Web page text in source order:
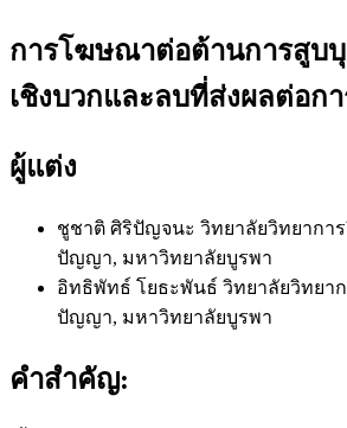
การโฆษณาต่อต้านการสูบ
เชิงบวกและลบที่ส่งผลต่อก
ผู้แต่ง
ชูชาติ ศิริปัญจนะ วิทยาลัยวิทยากา
ปัญญา, มหาวิทยาลัยบูรพา
อิทธิพัทธ์ โยธะพันธ์ วิทยาลัยวิทยา
ปัญญา, มหาวิทยาลัยบูรพา
คำสำคัญ: